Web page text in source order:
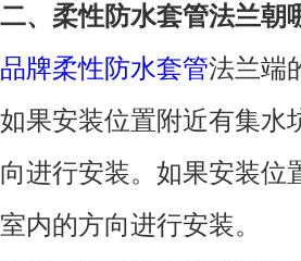
二、 柔性防水套管法兰朝
品牌柔性防水套管法兰端
如果安装位置附近有集水
向进行安装。如果安装位
室内的方向进行安装。